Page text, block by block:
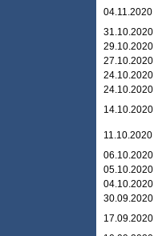
04.11.2020
31.10.2020
29.10.2020
27.10.2020
24.10.2020
24.10.2020
14.10.2020
11.10.2020
06.10.2020
05.10.2020
04.10.2020
30.09.2020
17.09.2020